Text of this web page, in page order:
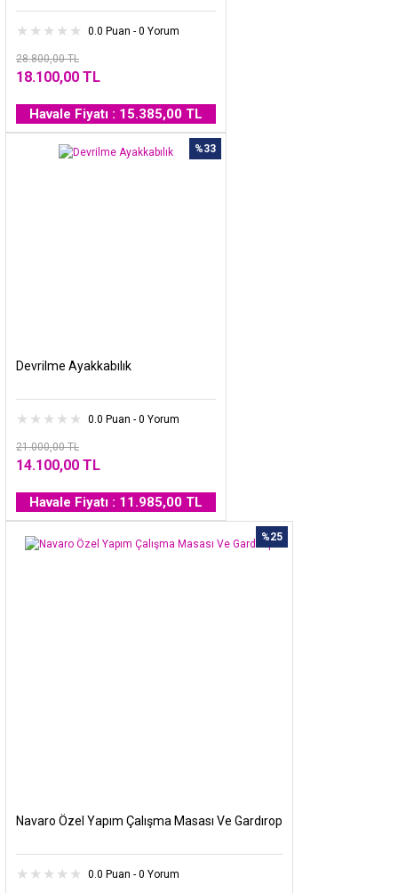
0.0 Puan - 0 Yorum
28.800,00 TL
18.100,00 TL
Havale Fiyatı : 15.385,00 TL
%33
Devrilme Ayakkabılık
0.0 Puan - 0 Yorum
21.000,00 TL
14.100,00 TL
Havale Fiyatı : 11.985,00 TL
%25
Navaro Özel Yapım Çalışma Masası Ve Gardırop
0.0 Puan - 0 Yorum